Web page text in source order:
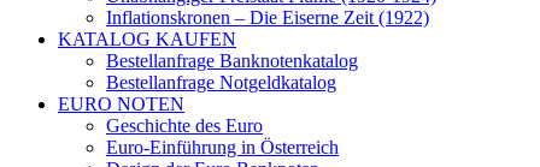
Inflationskronen – Die Eiserne Zeit (1922)
KATALOG KAUFEN
Bestellanfrage Banknotenkatalog
Bestellanfrage Notgeldkatalog
EURO NOTEN
Geschichte des Euro
Euro-Einführung in Österreich